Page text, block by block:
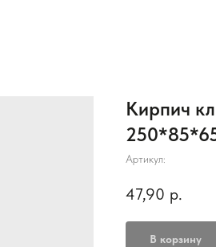
Кирпич
Артикул:
47,90 р.
В корзину